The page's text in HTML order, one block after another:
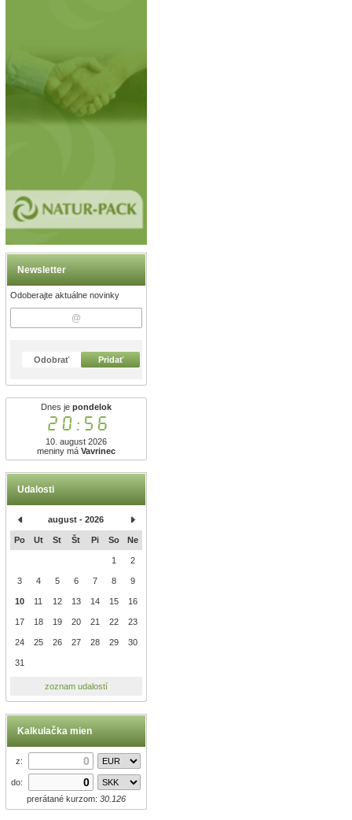
Newsletter
Odoberajte aktuálne novinky
Odobrať Pridať
Dnes je pondelok
20:56
10. august 2026
meniny má Vavrinec
Udalosti
august - 2026
Po Ut St Št Pi So Ne
1 2
3 4 5 6 7 8 9
10 11 12 13 14 15 16
17 18 19 20 21 22 23
24 25 26 27 28 29 30
31
zoznam udalostí
Kalkulačka mien
z:
do:
prerátané kurzom: 30.126